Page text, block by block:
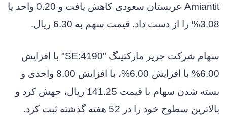
Amiantit عربستان سعودی کاهش یافت و 0.20 واحد یا
3.08% را از دست داد. قیمت سهم به 6.30 ریال.
سهام شرکت جریر مارکتینگ "SE:4190" با افزایش
6.00% با افزایش 6.00%، با افزایش 8.00 واحدی و
بسته شدن سهام با قیمت 141.25 ریال، جهش کرد و
بالاترین سطوح خود را در 52 هفته گذشته ثبت کرد.